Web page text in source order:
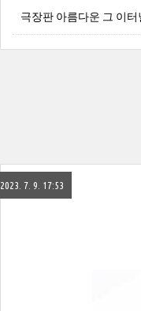
극장판 아름다운 그 이터
2023. 7. 9. 17:53